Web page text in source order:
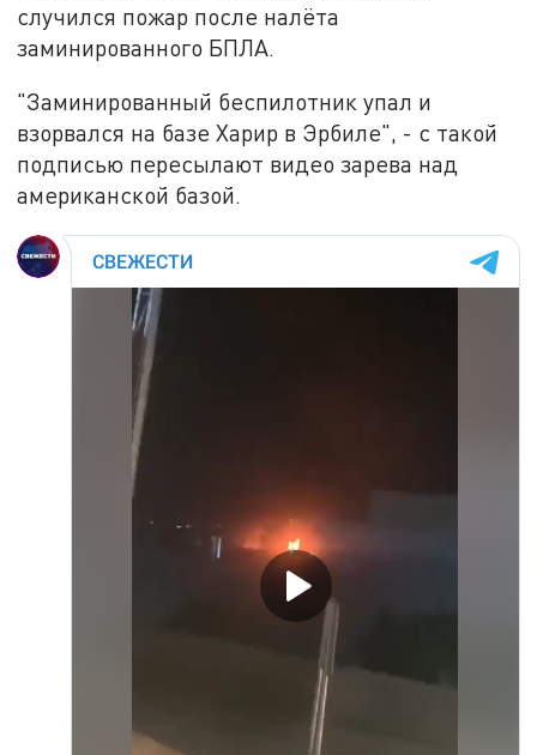
случился пожар после налёта
заминированного БПЛА.
"Заминированный беспилотник упал и
взорвался на базе Харир в Эрбиле", - с такой
подписью пересылают видео зарева над
американской базой.